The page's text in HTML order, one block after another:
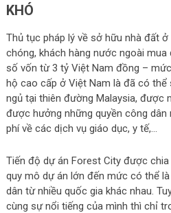
KHÓ
Thủ tục pháp lý về sở hữu nhà đất
chóng, khách hàng nước ngoài
số vốn từ 3 tỷ Việt Nam đồng –
hộ cao cấp ở Việt Nam là đã có
ngủ tại thiên đường Malaysia, được
được hưởng những quyền công
phí về các dịch vụ giáo dục, y tế,…
Tiến độ dự án Forest City được
quy mô dự án lớn đến mức có thể
dân từ nhiều quốc gia khác nhau.
cùng sự nổi tiếng của mình thì chỉ